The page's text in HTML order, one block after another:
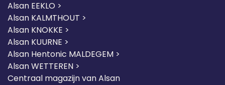
Alsan EEKLO >
Alsan KALMTHOUT >
Alsan KNOKKE >
Alsan KUURNE >
Alsan Hentonic MALDEGEM >
Alsan WETTEREN >
Centraal magazijn van Alsan